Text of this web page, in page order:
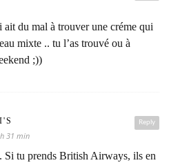
du mal à trouver une créme qui
mixte .. tu l’as trouvé ou à
;))
Reply
31 min
Si tu prends British Airways, ils en